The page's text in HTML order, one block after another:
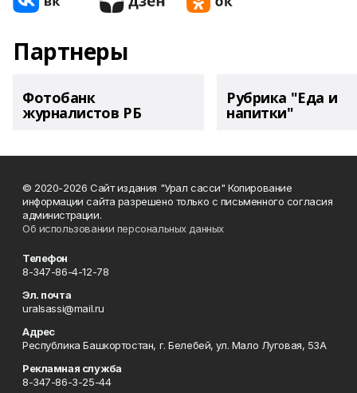
Партнеры
Фотобанк
журналистов РБ
Рубрика "Еда и
напитки"
© 2020-2026 Сайт издания "Урал сасси" Копирование
информации сайта разрешено только с письменного согласия
администрации.
Об использовании персональных данных
Телефон
8-347-86-4-12-78
Эл. почта
uralsassi@mail.ru
Адрес
Республика Башкортостан, г. Белебей, ул. Мало Луговая, 53А
Рекламная служба
8-347-86-3-25-44